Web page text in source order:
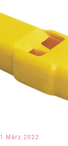
1 März 2022